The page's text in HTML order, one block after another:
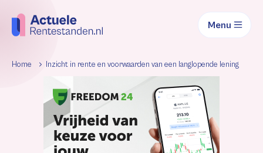
Menu
Home Inzicht in rente en voorwaarden van een langlopende lening